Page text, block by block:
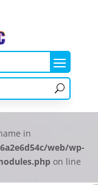
in
web/wp-
on line